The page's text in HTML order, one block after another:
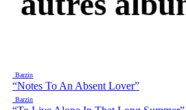
Barzin
“Notes To An Absent Lover”
Barzin